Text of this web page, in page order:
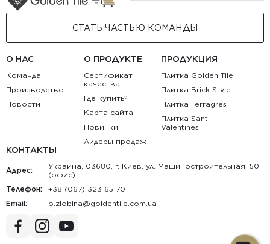
СТАТЬ ЧАСТЬЮ КОМАНДЫ
О НАС
Команда
Производство
Новости
О ПРОДУКТЕ
Сертификат
качества
Где купить?
Карта сайта
Новинки
Лидеры продаж
ПРОДУКЦИЯ
Плитка Golden Tile
Плитка Brick Style
Плитка Terragres
Плитка Sant
Valentines
КОНТАКТЫ
Адрес:
Украина, 03680, г. Киев, ул. Машиностроительная, 50
(офис)
Телефон:
+38 (067) 323 65 70
Email:
au.moc.elitnedlog@anibolz.o